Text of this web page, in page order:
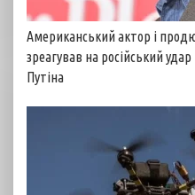
Американський актор і
зреагував на російський
Путіна